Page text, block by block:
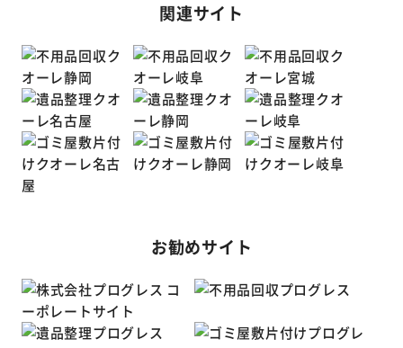
関連サイト
お勧めサイト